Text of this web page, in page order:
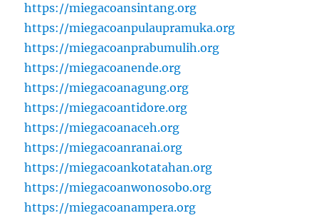
https://miegacoansintang.org
https://miegacoanpulaupramuka.org
https://miegacoanprabumulih.org
https://miegacoanende.org
https://miegacoanagung.org
https://miegacoantidore.org
https://miegacoanaceh.org
https://miegacoanranai.org
https://miegacoankotatahan.org
https://miegacoanwonosobo.org
https://miegacoanampera.org